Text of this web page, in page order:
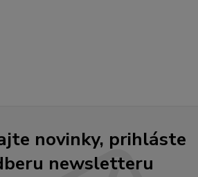
novinky, prihláste
newsletteru